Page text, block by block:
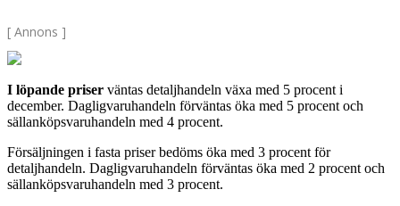
[ Annons ]
I löpande priser väntas detaljhandeln växa med 5 procent i
december. Dagligvaruhandeln förväntas öka med 5 procent och
sällanköpsvaruhandeln med 4 procent.
Försäljningen i fasta priser bedöms öka med 3 procent för
detaljhandeln. Dagligvaruhandeln förväntas öka med 2 procent och
sällanköpsvaruhandeln med 3 procent.